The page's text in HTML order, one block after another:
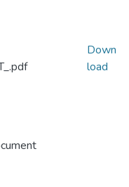
Down
load